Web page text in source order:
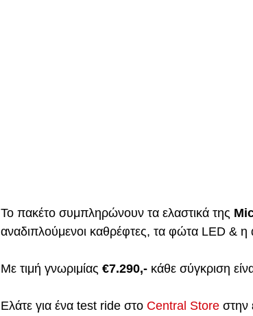
Το πακέτο συμπληρώνουν τα ελαστικά της
αναδιπλούμενοι καθρέφτες, τα φώτα LED & η
Με τιμή γνωριμίας €7.290,- κάθε σύγκριση
Ελάτε για ένα test ride στο Central Store στην